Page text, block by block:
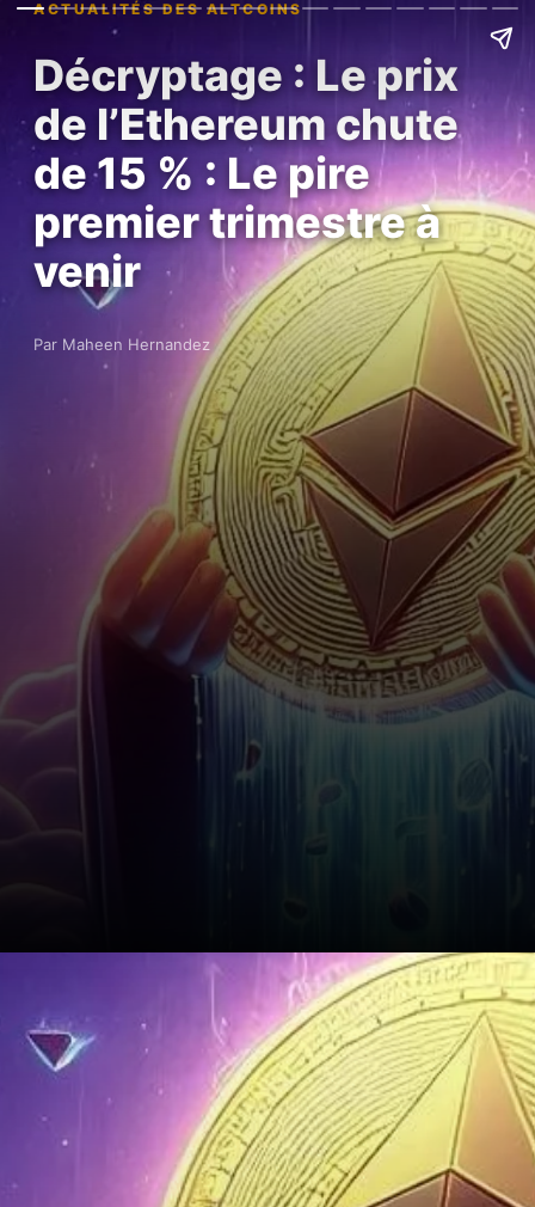
ACTUALITÉS DES ALTCOINS
Décryptage : Le prix
de l’Ethereum chute
de 15 % : Le pire
premier trimestre à
venir
Par Maheen Hernandez